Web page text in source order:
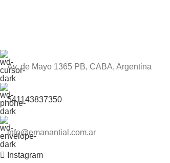
Av. de Mayo 1365 PB, CABA, Argentina
541143837350
info@emanantial.com.ar
Instagram